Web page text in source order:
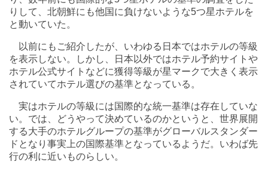
りして、北朝鮮にも他国に負けないような5つ星ホテルを
と動いていた。
以前にもご紹介したが、いわゆる日本ではホテルの等級
を表示しない。しかし、日本以外ではホテル予約サイトや
ホテル公式サイトなどに獲得等級が星マークで大きく表示
されていてホテル選びの基準となっている。
実はホテルの等級には国際的な統一基準は存在していな
い。では、どうやって決めているのかというと、世界展開
する大手のホテルグループの基準がグローバルスタンダー
ドとなり事実上の国際基準となっているようだ。いわば先
行の利に近いものらしい。